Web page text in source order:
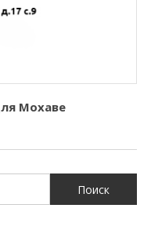
Мохаве